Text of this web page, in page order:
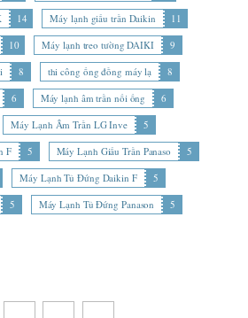
14 Máy lạnh giấu trần Daikin
11
10 Máy lạnh treo tường DAIKI
9
8 thi công ống đồng máy lạ
8
6 Máy lạnh âm trần nối ống
6
Máy Lạnh Âm Trần LG Inve
5
F
5 Máy Lạnh Giấu Trần Panaso
5
Máy Lạnh Tủ Đứng Daikin F
5
5 Máy Lạnh Tủ Đứng Panason 5